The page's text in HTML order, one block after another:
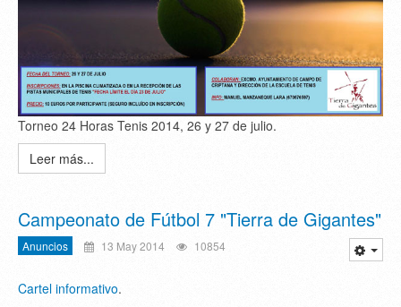
Torneo 24 Horas Tenis 2014, 26 y 27 de julio.
Leer más...
Campeonato de Fútbol 7 "Tierra de Gigantes"
Anuncios 13 May 2014 10854
Cartel informativo.